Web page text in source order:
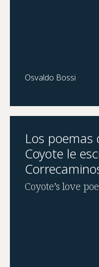
Osvaldo Bossi
Los poemas
Coyote le
Coyote’s love